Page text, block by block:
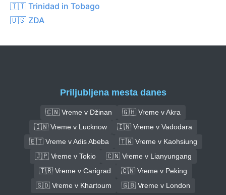
🇹🇹 Trinidad in Tobago
🇺🇸 ZDA
Priljubljena mesta danes
🇨🇳 Vreme v Džinan
🇬🇭 Vreme v Akra
🇮🇳 Vreme v Lucknow
🇮🇳 Vreme v Vadodara
🇪🇹 Vreme v Adis Abeba
🇹🇼 Vreme v Kaohsiung
🇯🇵 Vreme v Tokio
🇨🇳 Vreme v Lianyungang
🇹🇷 Vreme v Carigrad
🇨🇳 Vreme v Peking
🇸🇩 Vreme v Khartoum
🇬🇧 Vreme v London